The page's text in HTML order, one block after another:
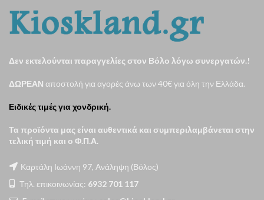
Δεν εκτελούνται παραγγελίες στον Βόλο λόγω συνεργατών.!
ΔΩΡΕΑΝ αποστολή για αγορές άνω των 40€ για όλη την Ελλάδα.
Ειδικές τιμές για χονδρική.
Τα προϊόντα μας είναι αυθεντικά και συμπεριλαμβάνεται στην
τελική τιμή και ο Φ.Π.Α.
Καρτάλη Ιωάννη 97, Ανάληψη (Βόλος)
Τηλ. επικοινωνίας: 6932 701 117